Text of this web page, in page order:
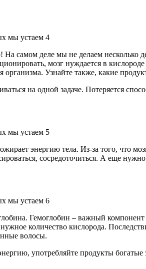
На самом деле мы не делаем
мозг нуждается в
Узнайте также, какие
на одной задаче. Потеряется
энергию тела. Из-за того, что
сосредоточиться. А еще
Гемоглобин – важный
количество кислорода.
волосы.
употребляйте продукты